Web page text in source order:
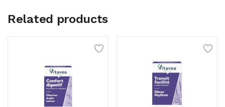
Related products